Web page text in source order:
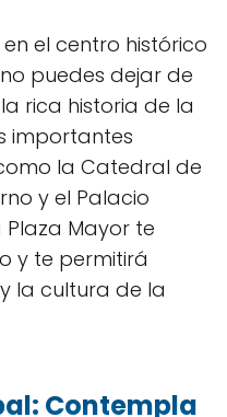
el centro histórico
puedes dejar de
rica historia de la
importantes
la Catedral de
y el Palacio
Mayor te
y te permitirá
la cultura de la
Contempla